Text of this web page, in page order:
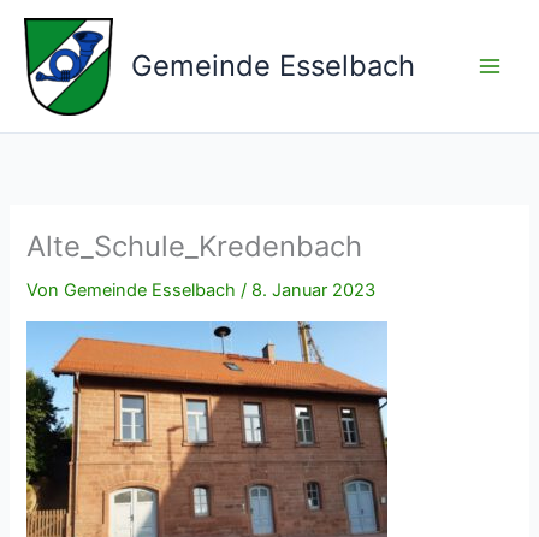
Zum
Inhalt
springen
Gemeinde Esselbach
Alte_Schule_Kredenbach
VonGemeinde Esselbach/ 8. Januar 2023